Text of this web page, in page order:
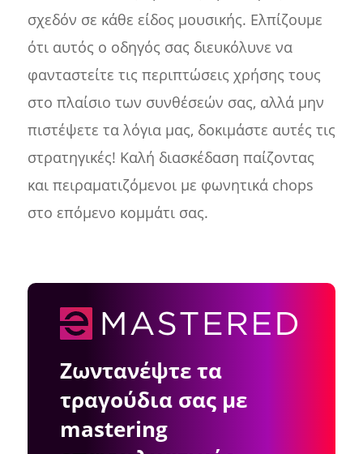
σχεδόν σε κάθε είδος μουσικής. Ελπίζουμε
ότι αυτός ο οδηγός σας διευκόλυνε να
φανταστείτε τις περιπτώσεις χρήσης τους
στο πλαίσιο των συνθέσεών σας, αλλά μην
πιστέψετε τα λόγια μας, δοκιμάστε αυτές τις
στρατηγικές! Καλή διασκέδαση παίζοντας
και πειραματιζόμενοι με φωνητικά chops
στο επόμενο κομμάτι σας.
Ζωντανέψτε τα
τραγούδια σας με
mastering